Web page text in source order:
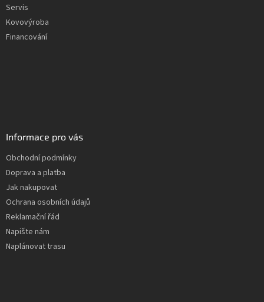
Servis
Kovovýroba
Financování
Informace pro vás
Obchodní podmínky
Doprava a platba
Jak nakupovat
Ochrana osobních údajů
Reklamační řád
Napište nám
Naplánovat trasu